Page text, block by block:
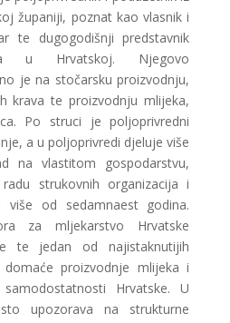
županiji, poznat kao vlasnik i
te dugogodišnji predstavnik
u Hrvatskoj. Njegovo
je na stočarsku proizvodnju,
krava te proizvodnju mlijeka,
Po struci je poljoprivredni
a u poljoprivredi djeluje više
na vlastitom gospodarstvu,
strukovnih organizacija i
više od sedamnaest godina.
za mljekarstvo Hrvatske
te jedan od najistaknutijih
domaće proizvodnje mlijeka i
Hrvatske. U
upozorava na strukturne